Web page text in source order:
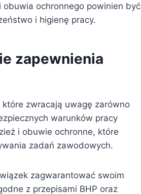
ochronnego powinien być
i higienę pracy.
zapewnienia
zwracają uwagę zarówno
warunków pracy
i obuwie ochronne, które
zadań zawodowych.
zagwarantować swoim
z przepisami BHP oraz